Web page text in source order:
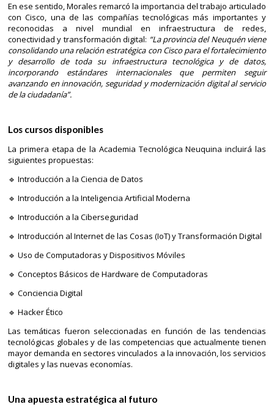
En ese sentido, Morales remarcó la importancia del trabajo articulado
con Cisco, una de las compañías tecnológicas más importantes y
reconocidas a nivel mundial en infraestructura de redes,
conectividad y transformación digital: “La provincia del Neuquén viene
consolidando una relación estratégica con Cisco para el fortalecimiento
y desarrollo de toda su infraestructura tecnológica y de datos,
incorporando estándares internacionales que permiten seguir
avanzando en innovación, seguridad y modernización digital al servicio
de la ciudadanía”.
Los cursos disponibles
La primera etapa de la Academia Tecnológica Neuquina incluirá las
siguientes propuestas:
🔹 Introducción a la Ciencia de Datos
🔹 Introducción a la Inteligencia Artificial Moderna
🔹 Introducción a la Ciberseguridad
🔹 Introducción al Internet de las Cosas (IoT) y Transformación Digital
🔹 Uso de Computadoras y Dispositivos Móviles
🔹 Conceptos Básicos de Hardware de Computadoras
🔹 Conciencia Digital
🔹 Hacker Ético
Las temáticas fueron seleccionadas en función de las tendencias
tecnológicas globales y de las competencias que actualmente tienen
mayor demanda en sectores vinculados a la innovación, los servicios
digitales y las nuevas economías.
Una apuesta estratégica al futuro